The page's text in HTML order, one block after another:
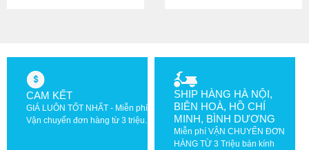
CAM KẾT
GIÁ LUÔN TỐT NHẤT - Miễn phí
Vận chuyển đơn hàng từ 3 triệu.
SHIP HÀNG HÀ NỘI,
BIÊN HOÀ, HỒ CHÍ
MINH, BÌNH DƯƠNG
Miễn phí VẬN CHUYỂN ĐƠN
HÀNG TỪ 3 Triệu bán kính